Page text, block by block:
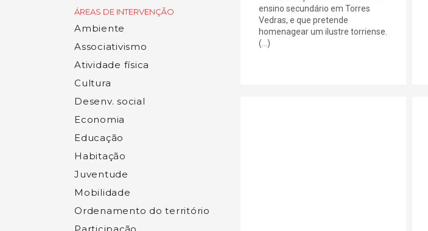
ÁREAS DE INTERVENÇÃO
Ambiente
Associativismo
Atividade física
Cultura
Desenv. social
Economia
Educação
Habitação
Juventude
Mobilidade
Ordenamento do território
ensino secundário em Torres
Vedras, e que pretende
homenagear um ilustre torriense.
(...)